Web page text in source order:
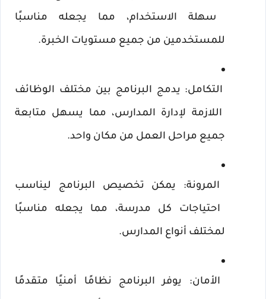
للمستخدمين من جميع مستويات الخبرة.
جميع مراحل العمل من مكان واحد.
لمختلف أنواع المدارس.